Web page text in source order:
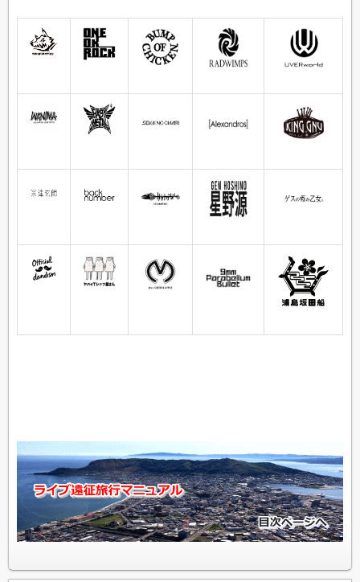
チバユウスケ（The Birthday・THEE MICHELLE
VIKINGS・Midnight Bankrobbers・Star Casino・
SNAKE ON THE BEACH・THE GOLDEN WET
HIDE（XJAPAN・X・横須賀サーベルタイガー）
大佑（蜉蝣・the studs・大佑と黒の隠者達）
ISSAY（DER ZIBET）
YOU（DEAD END）
黒田隼之介（sumika）